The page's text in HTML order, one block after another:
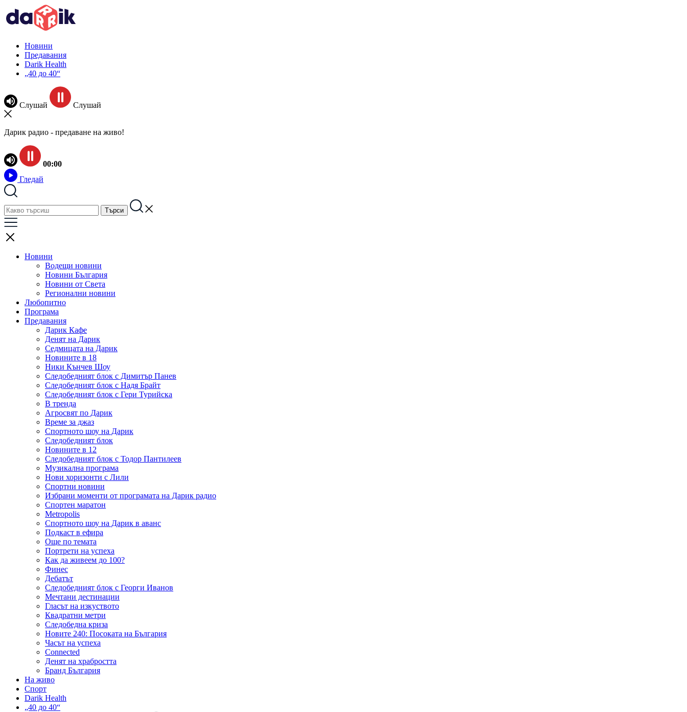
Новини
Предавания
Darik Health
„40 до 40“
Слушай Слушай
Дарик радио - предаване на живо!
00:00
Гледай
Новини
Водещи новини
Новини България
Новини от Света
Регионални новини
Любопитно
Програма
Предавания
Дарик Кафе
Денят на Дарик
Седмицата на Дарик
Новините в 18
Ники Кънчев Шоу
Следобедният блок с Димитър Панев
Следобедният блок с Надя Брайт
Следобедният блок с Гери Турийска
В тренда
Агросвят по Дарик
Време за джаз
Спортното шоу на Дарик
Следобедният блок
Новините в 12
Следобедният блок с Тодор Пантилеев
Музикална програма
Нови хоризонти с Лили
Спортни новини
Избрани моменти от програмата на Дарик радио
Спортен маратон
Metropolis
Спортното шоу на Дарик в аванс
Подкаст в ефира
Още по темата
Портрети на успеха
Как да живеем до 100?
Финес
Дебатът
Следобедният блок с Георги Иванов
Мечтани дестинации
Гласът на изкуството
Квадратни метри
Следобедна криза
Новите 240: Посоката на България
Часът на успеха
Connected
Денят на храбростта
Бранд България
На живо
Спорт
Darik Health
„40 до 40“